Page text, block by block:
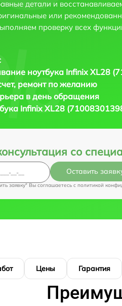
детали и
или
проверку всех
ноутбука Infinix XL28
ремонт по желанию
в день обращения
Infinix XL28
со
Оставить
заявку" Вы соглашаетесь c политикой
Цены Гарантия